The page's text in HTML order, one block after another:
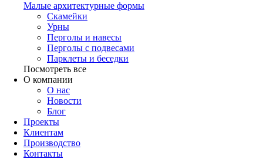
Малые архитектурные формы
Скамейки
Урны
Перголы и навесы
Перголы с подвесами
Парклеты и беседки
Посмотреть все
О компании
О нас
Новости
Блог
Проекты
Клиентам
Производство
Контакты